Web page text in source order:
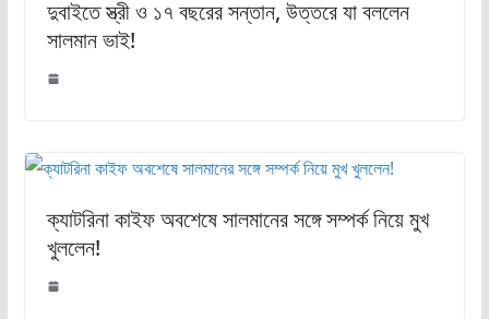
দুবাইতে স্ত্রী ও ১৭ বছরের সন্তান, উত্তরে যা বললেন
সালমান ভাই!
ক্যাটরিনা কাইফ অবশেষে সালমানের সঙ্গে সম্পর্ক নিয়ে মুখ
খুললেন!